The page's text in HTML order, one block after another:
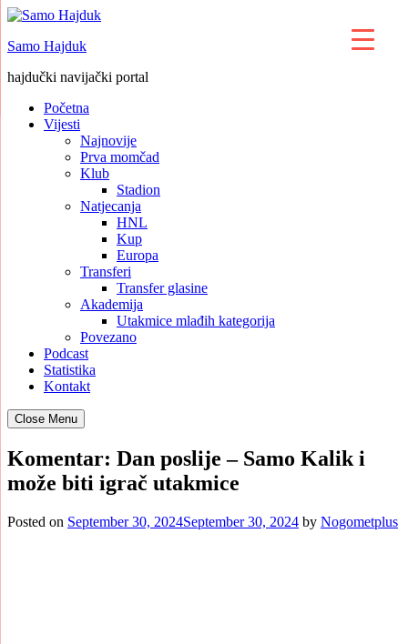
Skip
content
Samo Hajduk
hajdučki navijački portal
Početna
Vijesti
Najnovije
Prva momčad
Klub
Stadion
Natjecanja
HNL
Kup
Europa
Transferi
Transfer glasine
Akademija
Utakmice mlađih kategorija
Povezano
Podcast
Statistika
Kontakt
Close Menu
Komentar: Dan poslije – Samo Kalik i
može biti igrač utakmice
Posted on September 30, 2024September 30, 2024 by Nogometplus